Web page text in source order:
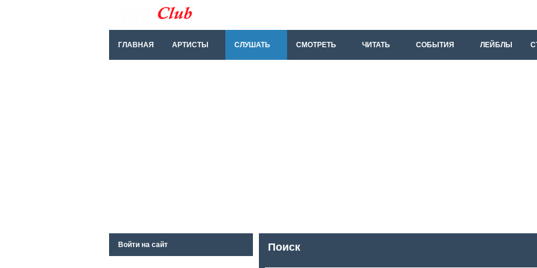
ГЛАВНАЯ АРТИСТЫ СЛУШАТЬ СМОТРЕТЬ ЧИТАТЬ СОБЫТИЯ ЛЕЙБЛЫ
Поиск
Войти на сайт